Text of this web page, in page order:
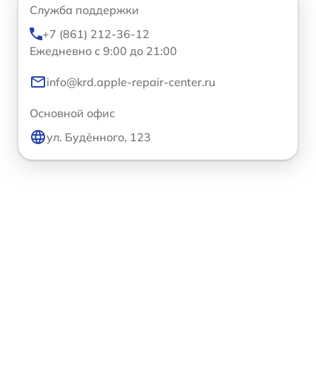
Служба поддержки
+7 (861) 212-36-12
Ежедневно с 9:00 до 21:00
info@krd.apple-repair-center.ru
Основной офис
ул. Будённого, 123